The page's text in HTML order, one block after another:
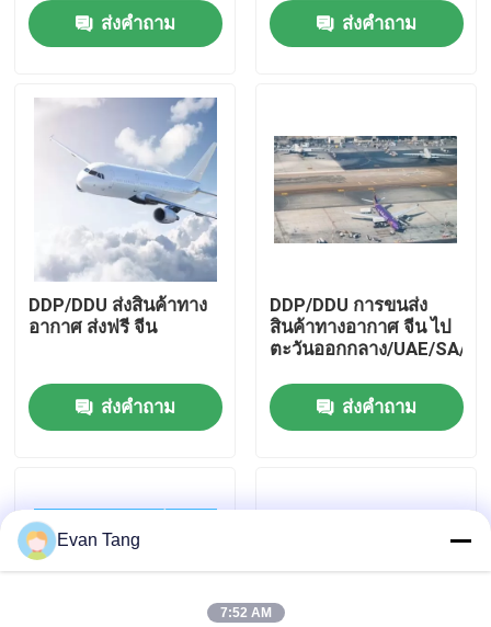
เกี่ยวกับเรา
ทัวร์โรงงาน
การควบคุมคุณภาพ
ติดต่อเรา
บริการขนส่งสินค้าระหว่างประเทศ
การจัดหาสินค้าข้ามชายแดน
ส่งคำถาม
ส่งคำถาม
DDP/DDU ส่งสินค้าทาง
อากาศ ส่งฟรี จีน
ส่งคำถาม
DDP/DDU การขนส่ง
สินค้าทางอากาศ จีน ไป
ตะวันออกกลาง/UAE/SA/
ส่งคำถาม
Evan Tang
7:52 AM